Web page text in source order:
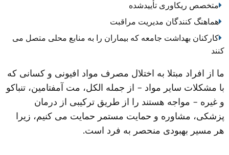
متخصص ریکاوری تأییدشده
هماهنگ کنندگان مدیریت مراقبت
کارکنان بهداشت جامعه که بیماران را به منابع محلی متصل می
کنند
ما از افراد مبتلا به اختلال مصرف مواد افیونی و کسانی که
با مشکلات سایر مواد – از جمله الکل، مت آمفتامین، تنباکو
و غیره – مواجه هستند را از طریق ترکیبی از درمان
پزشکی، مشاوره و حمایت مستمر حمایت می کنیم، زیرا
هر مسیر بهبودی منحصر به فرد است.